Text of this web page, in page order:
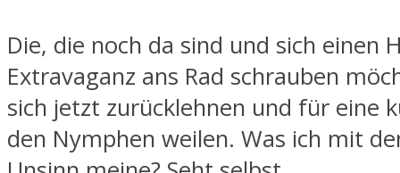
Die, die noch da sind und sich einen
Extravaganz ans Rad schrauben
sich jetzt zurücklehnen und für eine
den Nymphen weilen. Was ich mit